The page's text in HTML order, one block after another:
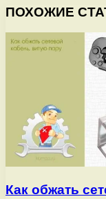
ПОХОЖИЕ
Как обжать